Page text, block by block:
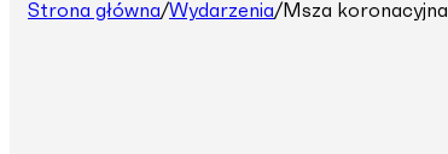
Strona główna/Wydarzenia/Msza koronacyjna